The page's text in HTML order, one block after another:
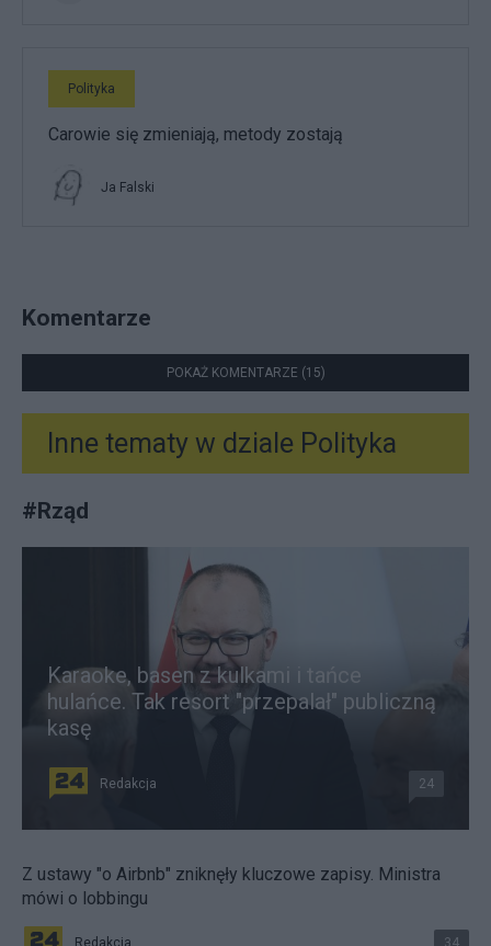
Polityka
Carowie się zmieniają, metody zostają
Ja Falski
Komentarze
POKAŻ KOMENTARZE (15)
Inne tematy w dziale Polityka
#Rząd
Karaoke, basen z kulkami i tańce
hulańce. Tak resort "przepalał" publiczną
kasę
Redakcja 24
Z ustawy "o Airbnb" zniknęły kluczowe zapisy. Ministra
mówi o lobbingu
Redakcja 34